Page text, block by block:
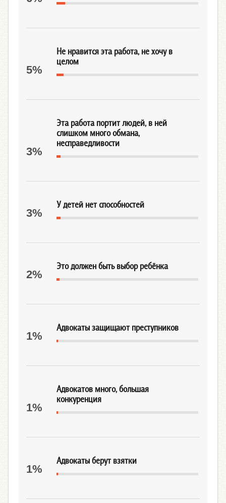
Не нравится эта работа, не хочу в
целом
5%
Эта работа портит людей, в ней
слишком много обмана,
несправедливости
3%
У детей нет способностей
3%
Это должен быть выбор ребёнка
2%
Адвокаты защищают преступников
1%
Адвокатов много, большая
конкуренция
1%
Адвокаты берут взятки
1%